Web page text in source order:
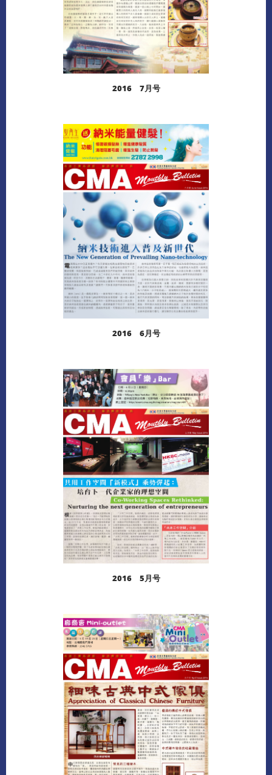
阅读更多
下载
2016 7月号
阅读更多
下载
2016 6月号
阅读更多
下载
2016 5月号